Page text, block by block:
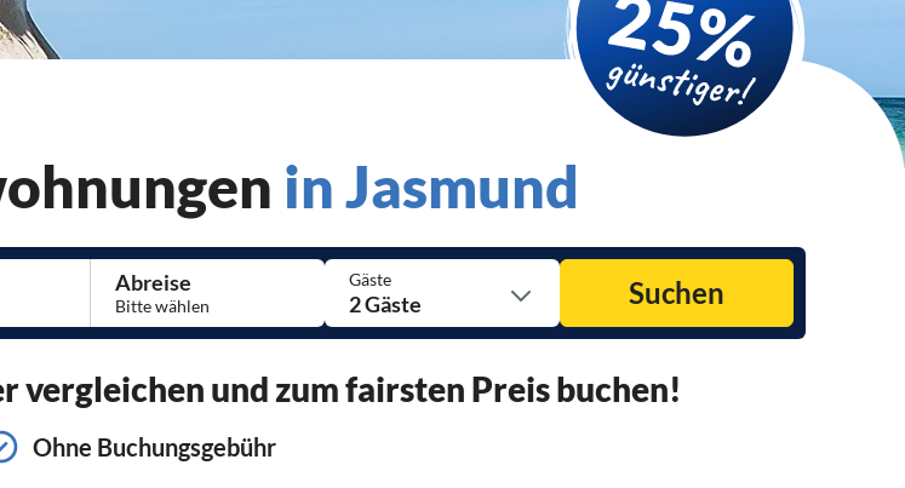
in Jasmund
Abreise Gäste
2 Gäste Suchen
vergleichen und zum fairsten Preis buchen!
Ohne Buchungsgebühr